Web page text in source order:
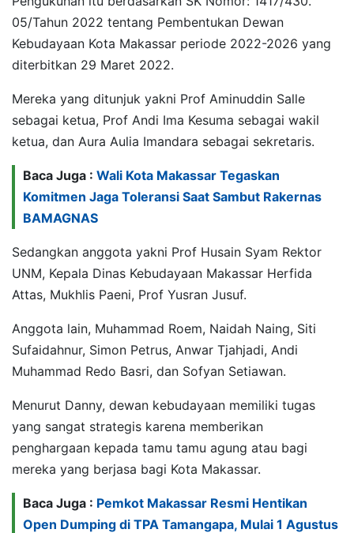
05/Tahun 2022 tentang Pembentukan Dewan
Kebudayaan Kota Makassar periode 2022-2026 yang
diterbitkan 29 Maret 2022.
Mereka yang ditunjuk yakni Prof Aminuddin Salle
sebagai ketua, Prof Andi Ima Kesuma sebagai wakil
ketua, dan Aura Aulia Imandara sebagai sekretaris.
Baca Juga : Wali Kota Makassar Tegaskan
Komitmen Jaga Toleransi Saat Sambut Rakernas
BAMAGNAS
Sedangkan anggota yakni Prof Husain Syam Rektor
UNM, Kepala Dinas Kebudayaan Makassar Herfida
Attas, Mukhlis Paeni, Prof Yusran Jusuf.
Anggota lain, Muhammad Roem, Naidah Naing, Siti
Sufaidahnur, Simon Petrus, Anwar Tjahjadi, Andi
Muhammad Redo Basri, dan Sofyan Setiawan.
Menurut Danny, dewan kebudayaan memiliki tugas
yang sangat strategis karena memberikan
penghargaan kepada tamu tamu agung atau bagi
mereka yang berjasa bagi Kota Makassar.
Baca Juga : Pemkot Makassar Resmi Hentikan
Open Dumping di TPA Tamangapa, Mulai 1 Agustus